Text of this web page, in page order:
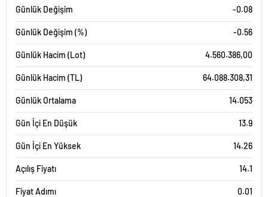
Günlük Değişim -0.08
Günlük Değişim (%) -0.56
Günlük Hacim (Lot) 4.560.386,00
Günlük Hacim (TL) 64.088.308,31
Günlük Ortalama 14.053
Gün İçi En Düşük 13.9
Gün İçi En Yüksek 14.26
Açılış Fiyatı 14.1
Fiyat Adımı 0.01